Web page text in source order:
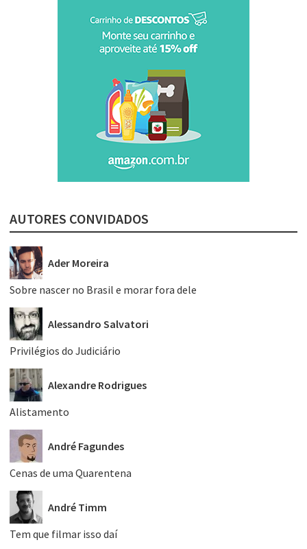
AUTORES CONVIDADOS
Ader Moreira
Sobre nascer no Brasil e morar fora dele
Alessandro Salvatori
Privilégios do Judiciário
Alexandre Rodrigues
Alistamento
André Fagundes
Cenas de uma Quarentena
André Timm
Tem que filmar isso daí